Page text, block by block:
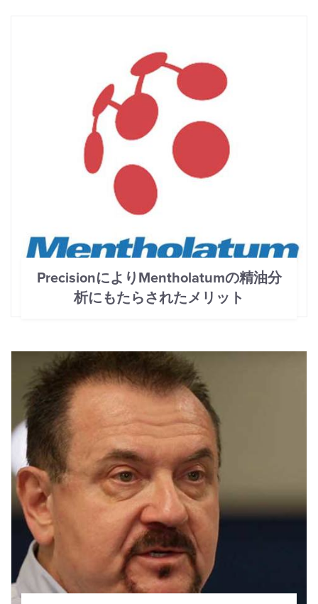
PrecisionによりMentholatumの精油分
析にもたらされたメリット